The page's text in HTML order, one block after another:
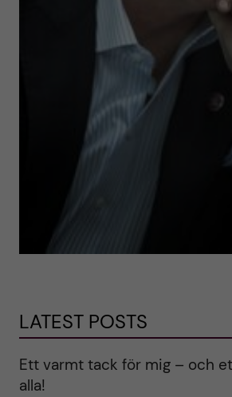
LATEST POSTS
Ett varmt tack för mig – och
alla!